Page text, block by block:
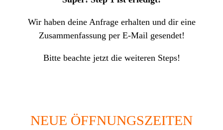
Wir haben deine Anfrage erhalten und dir eine
Zusammenfassung per E-Mail gesendet!
Bitte beachte jetzt die weiteren Steps!
NEUE ÖFFNUNGSZEITEN